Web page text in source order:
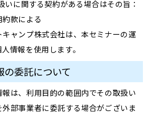
いに関する契約がある場合はその旨：
款による
ャンプ株式会社は、本セミナーの運
情報を使用します。
の委託について
は、利用目的の範囲内でその取扱い
部事業者に委託する場合がございま